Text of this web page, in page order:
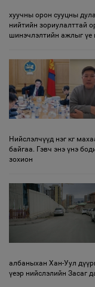
хуучны орон сууцны
нийтийн зориулалттай
шинэчлэлтийн ажлыг үе
Нийслэлчүүд нэг кг
байгаа. Гэвч энэ үнэ
зохион
албаныхан Хан-Уул
үеэр нийслэлийн Засаг